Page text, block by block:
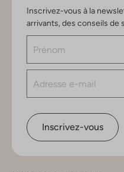
Inscrivez-vous à la
arrivants, des conseils de
Inscrivez-vous